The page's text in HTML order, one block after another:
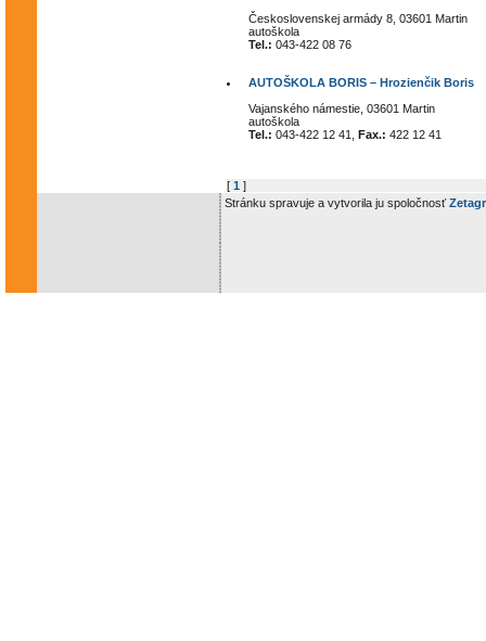
Československej armády 8, 03601 Martin
autoškola
Tel.: 043-422 08 76
AUTOŠKOLA BORIS – Hrozienčik Boris
Vajanského námestie, 03601 Martin
autoškola
Tel.: 043-422 12 41, Fax.: 422 12 41
[ 1 ]
Stránku spravuje a vytvorila ju spoločnosť